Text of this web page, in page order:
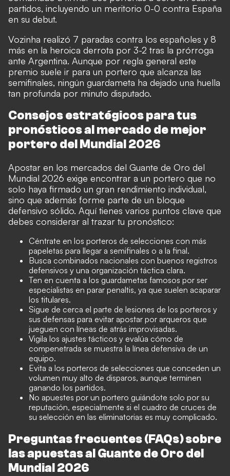
partidos, incluyendo un meritorio 0-0 contra España
en su debut.
Vozinha realizó 7 paradas contra los españoles y 8
más en la heroica derrota por 3-2 tras la prórroga
ante Argentina. Aunque por regla general este
premio suele ir para un portero que alcanza las
semifinales, ningún guardameta ha dejado una huella
tan profunda por minuto disputado.
Consejos estratégicos para tus
pronósticos al mercado de mejor
portero del Mundial 2026
Apostar en los mercados del Guante de Oro del
Mundial 2026 exige encontrar a un portero que no
solo haya firmado un gran rendimiento individual,
sino que además forme parte de un bloque
defensivo sólido. Aquí tienes varios puntos clave que
debes considerar al trazar tu pronóstico:
Céntrate en los porteros de selecciones con más
papeletas para llegar a semifinales o a la final.
Busca combinados nacionales con buenos registros
defensivos y una organización táctica clara.
Ten en cuenta a los guardametas famosos por ser
especialistas en parar penaltis, ya que suelen acaparar
los titulares.
Sigue de cerca el parte de lesiones de los porteros y
sus defensas para evitar apostar por arqueros que
jueguen con líneas de atrás improvisadas.
Vigila los ajustes tácticos y evalúa cómo de
compenetrada se muestra la línea defensiva de un
equipo.
Evita a los porteros de selecciones que conceden un
volumen muy alto de disparos, aunque terminen
ganando los partidos.
No apuestes por un portero guiándote solo por su
reputación, especialmente si el cuadro de cruces de
su selección en las eliminatorias es muy complicado.
Preguntas frecuentes (FAQs) sobre
las apuestas al Guante de Oro del
Mundial 2026